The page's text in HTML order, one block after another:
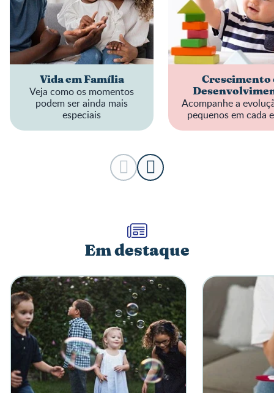
Vida em Família
Veja como os momentos
podem ser ainda mais
especiais
Crescimento
Acompanhe a
pequenos em cada
Em destaque